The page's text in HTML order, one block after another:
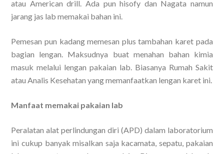
atau American drill. Ada pun hisofy dan Nagata namun
jarang jas lab memakai bahan ini.
Pemesan pun kadang memesan plus tambahan karet pada
bagian lengan. Maksudnya buat menahan bahan kimia
masuk melalui lengan pakaian lab. Biasanya Rumah Sakit
atau Analis Kesehatan yang memanfaatkan lengan karet ini.
Manfaat memakai pakaian lab
Peralatan alat perlindungan diri (APD) dalam laboratorium
ini cukup banyak misalkan saja kacamata, sepatu, pakaian